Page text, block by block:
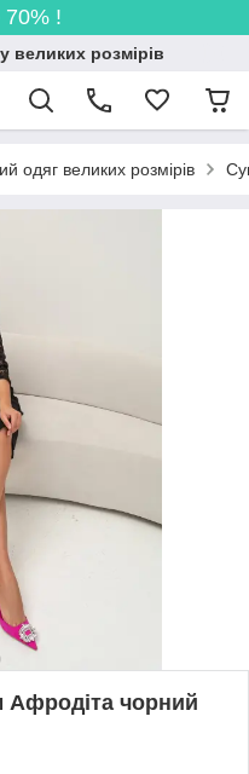
!
великих розмірів
одяг великих розмірів
Афродіта чорний